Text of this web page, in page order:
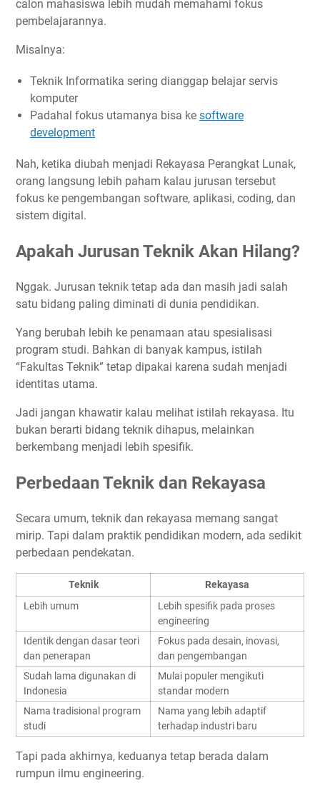
calon mahasiswa lebih mudah memahami fokus
pembelajarannya.
Misalnya:
Teknik Informatika sering dianggap belajar servis
komputer
Padahal fokus utamanya bisa ke software
development
Nah, ketika diubah menjadi Rekayasa Perangkat Lunak,
orang langsung lebih paham kalau jurusan tersebut
fokus ke pengembangan software, aplikasi, coding, dan
sistem digital.
Apakah Jurusan Teknik Akan Hilang?
Nggak. Jurusan teknik tetap ada dan masih jadi salah
satu bidang paling diminati di dunia pendidikan.
Yang berubah lebih ke penamaan atau spesialisasi
program studi. Bahkan di banyak kampus, istilah
“Fakultas Teknik” tetap dipakai karena sudah menjadi
identitas utama.
Jadi jangan khawatir kalau melihat istilah rekayasa. Itu
bukan berarti bidang teknik dihapus, melainkan
berkembang menjadi lebih spesifik.
Perbedaan Teknik dan Rekayasa
Secara umum, teknik dan rekayasa memang sangat
mirip. Tapi dalam praktik pendidikan modern, ada sedikit
perbedaan pendekatan.
Teknik
Rekayasa
Lebih umum
Lebih spesifik pada proses
engineering
Identik dengan dasar teori
dan penerapan
Fokus pada desain, inovasi,
dan pengembangan
Sudah lama digunakan di
Indonesia
Mulai populer mengikuti
standar modern
Nama tradisional program
studi
Nama yang lebih adaptif
terhadap industri baru
Tapi pada akhirnya, keduanya tetap berada dalam
rumpun ilmu engineering.